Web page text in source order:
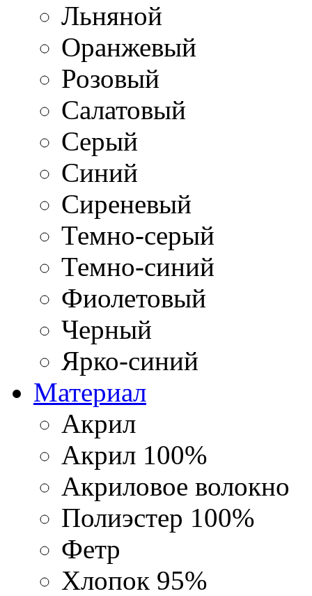
Льняной
Оранжевый
Розовый
Салатовый
Серый
Синий
Сиреневый
Темно-серый
Темно-синий
Фиолетовый
Черный
Ярко-синий
Материал
Акрил
Акрил 100%
Акриловое волокно
Полиэстер 100%
Фетр
Хлопок 95%